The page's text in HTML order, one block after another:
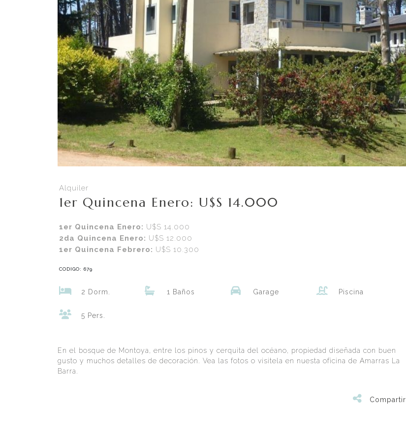
Alquiler
1er Quincena Enero: U$S 14.000
1er Quincena Enero: U$S 14.000
2da Quincena Enero: U$S 12.000
1er Quincena Febrero: U$S 10.300
CODIGO: 679
2 Dorm. 1 Baños Garage Piscina
5 Pers.
En el bosque de Montoya, entre los pinos y cerquita del océano, propiedad diseñada con buen
gusto y muchos detalles de decoración. Vea las fotos o visitela en nuesta oficina de Amarras La
Barra.
Compartir